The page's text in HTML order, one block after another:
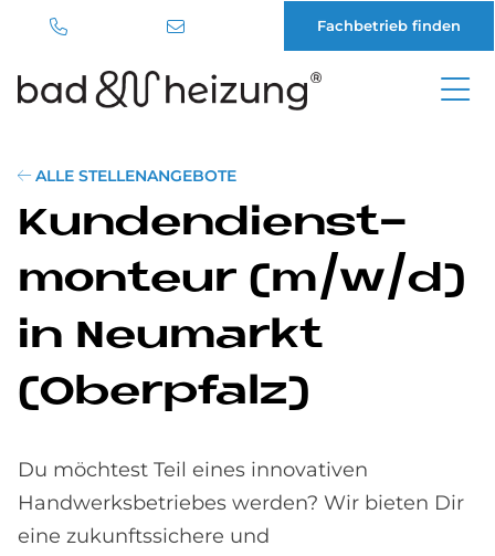
Inhalt
Fachbetrieb finden
ALLE STELLENANGEBOTE
Kun­den­dienst­
mon­teur (m/w/d)
in Neu­mar­kt
(Ober­pfalz)
Du möchtest Teil eines innovativen
Handwerksbetriebes werden? Wir bieten Dir
eine zukunftssichere und